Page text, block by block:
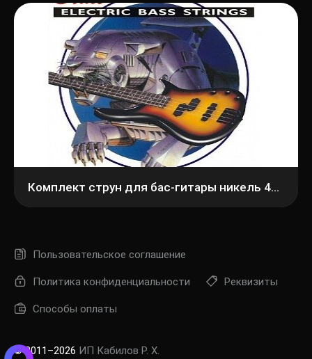
Комплект струн для бас-гитары никель 45-105 Alice A606(4)-M
Пользовательское соглашение
Политика конфиденциальности Реквизиты
Способы оплаты
© 2011–2026 ИП Кабилов Р. Х.